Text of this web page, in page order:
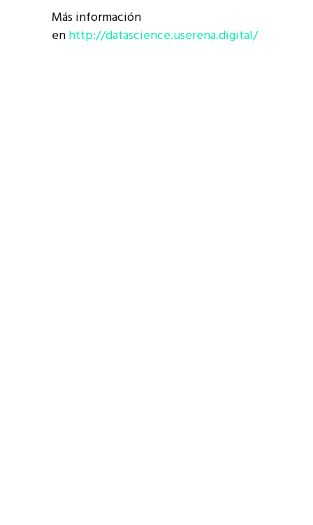
Más información
enhttp://datascience.userena.digital/